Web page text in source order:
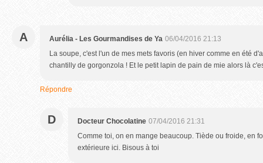
A Aurélia - Les Gourmandises de Ya 06/04/2016 21:13
La soupe, c'est l'un de mes mets favoris (en hiver comme en été
chantilly de gorgonzola ! Et le petit lapin de pain de mie alors là
Répondre
D Docteur Chocolatine 07/04/2016 21:31
Comme toi, on en mange beaucoup. Tiède ou froide, en
extérieure ici. Bisous à toi